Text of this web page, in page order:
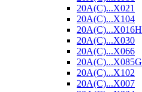
20A(C)...X021
20A(C)...X104
20A(C)...X016H
20A(C)...X030
20A(C)...X066
20A(C)...X085G
20A(C)...X102
20A(C)...X007